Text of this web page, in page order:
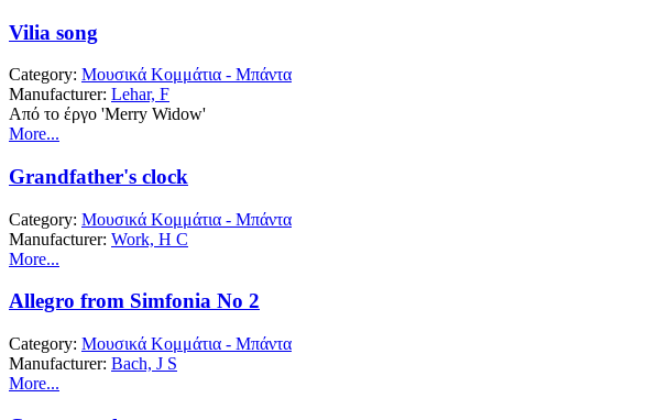
Vilia song
Category: Μουσικά Κομμάτια - Μπάντα
Manufacturer: Lehar, F
Από το έργο 'Merry Widow'
More...
Grandfather's clock
Category: Μουσικά Κομμάτια - Μπάντα
Manufacturer: Work, H C
More...
Allegro from Simfonia No 2
Category: Μουσικά Κομμάτια - Μπάντα
Manufacturer: Bach, J S
More...